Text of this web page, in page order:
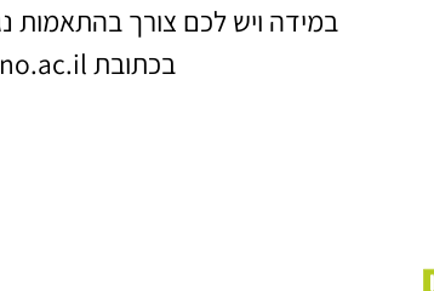
במידה ויש לכם צורך בהתאמות
בכתובת tsufit.go@ono.ac.il או בטלפון 0545031059